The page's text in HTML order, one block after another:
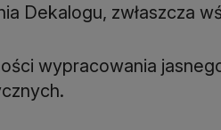
Dekalogu, zwłaszcza
wypracowania